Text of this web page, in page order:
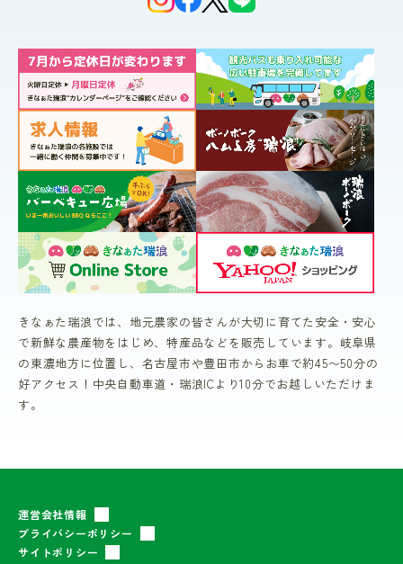
きなぁた瑞浪では、地元農家の皆さんが大切に育てた安全・安心
で新鮮な農産物をはじめ、特産品などを販売しています。岐阜県
の東濃地方に位置し、名古屋市や豊田市からお車で約45〜50分の
好アクセス！中央自動車道・瑞浪ICより10分でお越しいただけま
す。
運営会社情報
プライバシーポリシー
サイトポリシー